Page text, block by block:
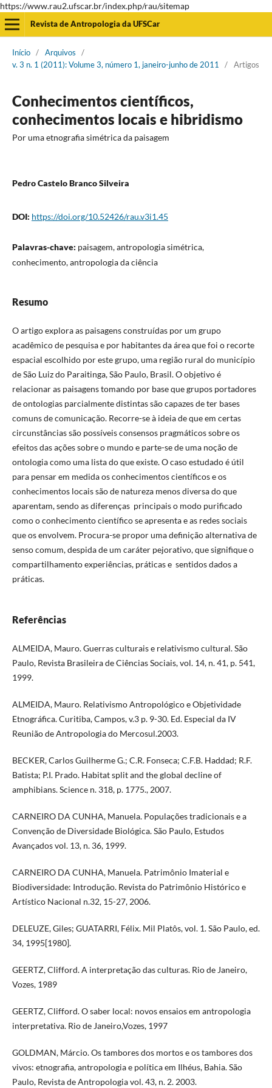
https://www.rau2.ufscar.br/index.php/rau/sitemap
Revista de Antropologia da UFSCar
Início / Arquivos
/
v. 3 n. 1 (2011): Volume 3, número 1, janeiro-junho de 2011
/ Artigos
Conhecimentos científicos,
conhecimentos locais e hibridismo
Por uma etnografia simétrica da paisagem
Pedro Castelo Branco Silveira
DOI: https://doi.org/10.52426/rau.v3i1.45
Palavras-chave: paisagem, antropologia simétrica,
conhecimento, antropologia da ciência
Resumo
O artigo explora as paisagens construídas por um grupo
acadêmico de pesquisa e por habitantes da área que foi o recorte
espacial escolhido por este grupo, uma região rural do município
de São Luiz do Paraitinga, São Paulo, Brasil. O objetivo é
relacionar as paisagens tomando por base que grupos portadores
de ontologias parcialmente distintas são capazes de ter bases
comuns de comunicação. Recorre-se à ideia de que em certas
circunstâncias são possíveis consensos pragmáticos sobre os
efeitos das ações sobre o mundo e parte-se de uma noção de
ontologia como uma lista do que existe. O caso estudado é útil
para pensar em medida os conhecimentos científicos e os
conhecimentos locais são de natureza menos diversa do que
aparentam, sendo as diferenças principais o modo purificado
como o conhecimento científico se apresenta e as redes sociais
que os envolvem. Procura-se propor uma definição alternativa de
senso comum, despida de um caráter pejorativo, que signifique o
compartilhamento experiências, práticas e sentidos dados a
práticas.
Referências
ALMEIDA, Mauro. Guerras culturais e relativismo cultural. São
Paulo, Revista Brasileira de Ciências Sociais, vol. 14, n. 41, p. 541,
1999.
ALMEIDA, Mauro. Relativismo Antropológico e Objetividade
Etnográfica. Curitiba, Campos, v.3 p. 9-30. Ed. Especial da IV
Reunião de Antropologia do Mercosul.2003.
BECKER, Carlos Guilherme G.; C.R. Fonseca; C.F.B. Haddad; R.F.
Batista; P.I. Prado. Habitat split and the global decline of
amphibians. Science n. 318, p. 1775., 2007.
CARNEIRO DA CUNHA, Manuela. Populações tradicionais e a
Convenção de Diversidade Biológica. São Paulo, Estudos
Avançados vol. 13, n. 36, 1999.
CARNEIRO DA CUNHA, Manuela. Patrimônio Imaterial e
Biodiversidade: Introdução. Revista do Patrimônio Histórico e
Artístico Nacional n.32, 15-27, 2006.
DELEUZE, Giles; GUATARRI, Félix. Mil Platôs, vol. 1. São Paulo, ed.
34, 1995[1980].
GEERTZ, Clifford. A interpretação das culturas. Rio de Janeiro,
Vozes, 1989
GEERTZ, Clifford. O saber local: novos ensaios em antropologia
interpretativa. Rio de Janeiro,Vozes, 1997
GOLDMAN, Márcio. Os tambores dos mortos e os tambores dos
vivos: etnografia, antropologia e política em Ilhéus, Bahia. São
Paulo, Revista de Antropologia vol. 43, n. 2. 2003.